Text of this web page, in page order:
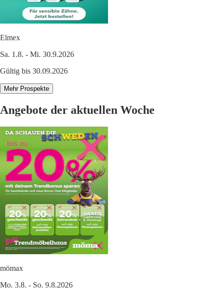
Elmex
Sa. 1.8. - Mi. 30.9.2026
Gültig bis 30.09.2026
Mehr Prospekte
Angebote der aktuellen Woche
mömax
Mo. 3.8. - So. 9.8.2026